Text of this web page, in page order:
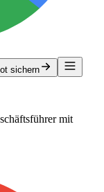
sichern
mit